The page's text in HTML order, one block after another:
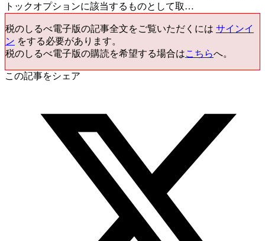
トックオプションに該当するものとして取…
税のしるべ電子版の記事全文をご覧いただくには サインイ
ン をする必要があります。
税のしるべ電子版の購読を希望する場合はこちらへ。
この記事をシェア